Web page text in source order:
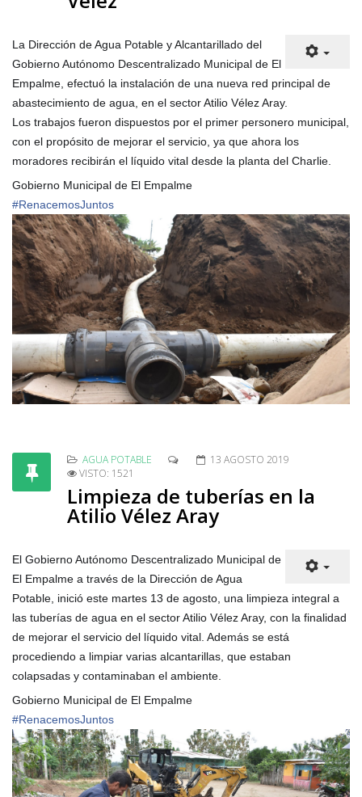
La Dirección de Agua Potable y Alcantarillado del
Gobierno Autónomo Descentralizado Municipal de El
Empalme, efectuó la instalación de una nueva red principal de
abastecimiento de agua, en el sector Atilio Vélez Aray.
Los trabajos fueron dispuestos por el primer personero municipal,
con el propósito de mejorar el servicio, ya que ahora los
moradores recibirán el líquido vital desde la planta del Charlie.
Gobierno Municipal de El Empalme
#RenacemosJuntos
AGUA POTABLE
13 AGOSTO 2019
VISTO: 1521
Limpieza de tuberías en la
Atilio Vélez Aray
El Gobierno Autónomo Descentralizado Municipal de
El Empalme a través de la Dirección de Agua
Potable, inició este martes 13 de agosto, una limpieza integral a
las tuberías de agua en el sector Atilio Vélez Aray, con la finalidad
de mejorar el servicio del líquido vital. Además se está
procediendo a limpiar varias alcantarillas, que estaban
colapsadas y contaminaban el ambiente.
Gobierno Municipal de El Empalme
#RenacemosJuntos